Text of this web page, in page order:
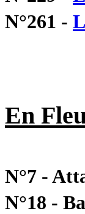
N°261 -
En
N°7 -
N°18 -